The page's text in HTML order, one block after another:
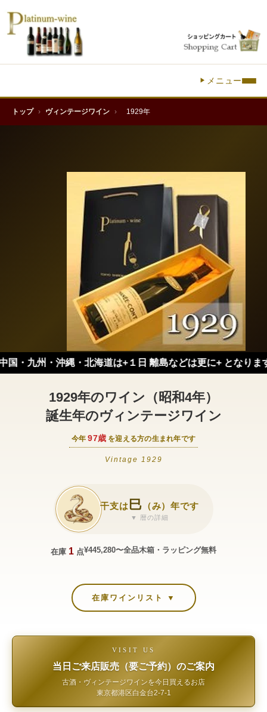
メニュー
トップ › ヴィンテージワイン › 1929年
・沖縄・北海道は+１日 離島などは更に+ となります。）
1929年のワイン（昭和4年）
誕生年のヴィンテージワイン
今年 97歳 を迎える方の生まれ年です
Vintage 1929
干支は 巳 （み）年です
▼ 暦の詳細
在庫 1 点¥445,280〜全品木箱・ラッピング無料
在庫ワインリスト ▼
VISIT US
当日ご来店販売（要ご予約）のご案内
古酒・ヴィンテージワインを今日買えるお店
東京都港区白金台2-7-1